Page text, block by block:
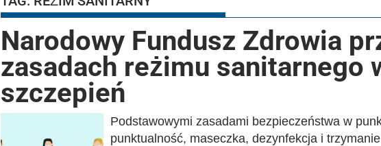
Narodowy Fundusz Zdrowia
zasadach reżimu sanitarnego
szczepień
Podstawowymi zasadami bezpieczeństwa w
punktualność, maseczka, dezynfekcja i